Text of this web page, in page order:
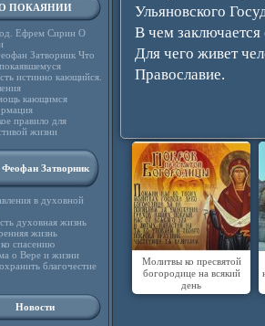
ПОКАЯНИИ
Ефрем Сирин О
Затворник Что
истинно кающийся.
кающимся
правило для
жизни
Феофан Затворник
в духовной
духовная жизнь
жизнь
спасению
о Вере и жизни
благочестие
Новости
Ульяновского
В чем
Для чего живет
Православие.
Молитвы ко пресвятой
богородице на всякий
день